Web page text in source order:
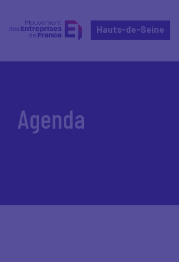
Hauts-de-Seine
Agenda